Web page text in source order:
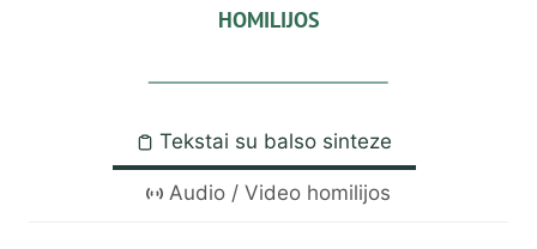
HOMILIJOS
Tekstai su balso sinteze
Audio / Video homilijos